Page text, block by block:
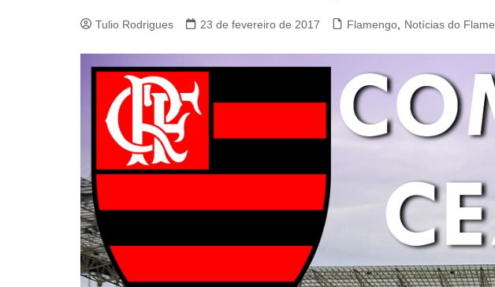
Tulio Rodrigues 23 de fevereiro de 2017 Flamengo Notícias do